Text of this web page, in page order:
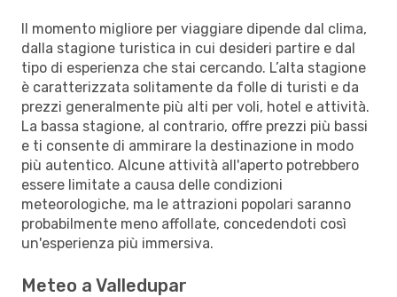
Il momento migliore per viaggiare dipende dal clima,
dalla stagione turistica in cui desideri partire e dal
tipo di esperienza che stai cercando. L’alta stagione
è caratterizzata solitamente da folle di turisti e da
prezzi generalmente più alti per voli, hotel e attività.
La bassa stagione, al contrario, offre prezzi più bassi
e ti consente di ammirare la destinazione in modo
più autentico. Alcune attività all'aperto potrebbero
essere limitate a causa delle condizioni
meteorologiche, ma le attrazioni popolari saranno
probabilmente meno affollate, concedendoti così
un'esperienza più immersiva.
Meteo a Valledupar